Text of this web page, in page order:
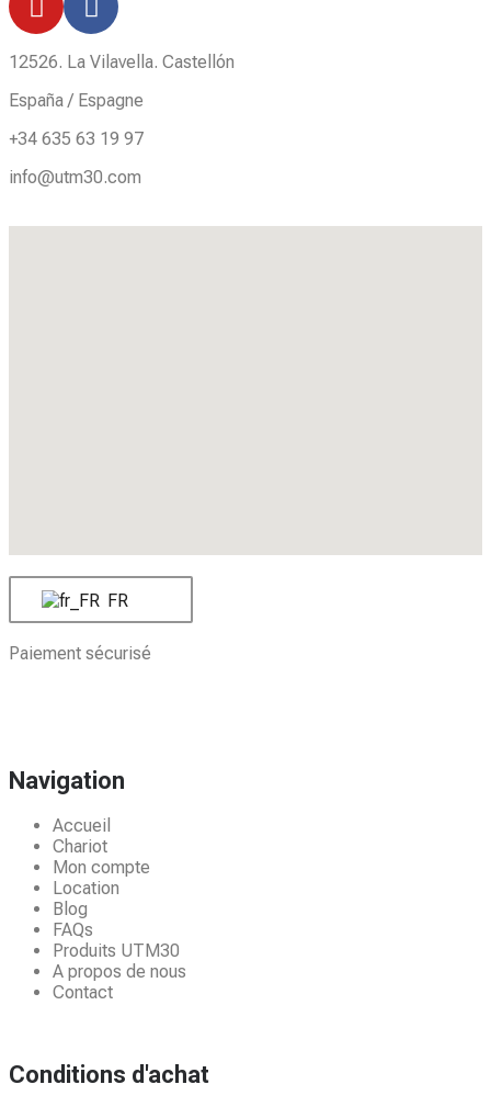
12526. La Vilavella. Castellón
España / Espagne
+34 635 63 19 97
info@utm30.com
FR
Paiement sécurisé
Navigation
Accueil
Chariot
Mon compte
Location
Blog
FAQs
Produits UTM30
A propos de nous
Contact
Conditions d'achat